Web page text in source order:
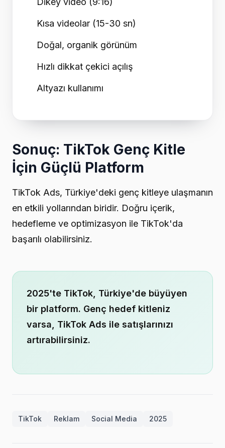
Kısa videolar (15-30 sn)
Doğal, organik görünüm
Hızlı dikkat çekici açılış
Altyazı kullanımı
Sonuç: TikTok Genç Kitle
İçin Güçlü Platform
TikTok Ads, Türkiye'deki genç kitleye ulaşmanın
en etkili yollarından biridir. Doğru içerik,
hedefleme ve optimizasyon ile TikTok'da
başarılı olabilirsiniz.
2025'te TikTok, Türkiye'de büyüyen
bir platform. Genç hedef kitleniz
varsa, TikTok Ads ile satışlarınızı
artırabilirsiniz.
TikTok Reklam Social Media 2025